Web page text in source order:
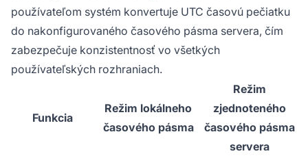
používateľom systém konvertuje UTC časovú pečiatku
do nakonfigurovaného časového pásma servera, čím
zabezpečuje konzistentnosť vo všetkých
používateľských rozhraniach.
Funkcia
Režim lokálneho
časového pásma
Režim
zjednoteného
časového pásma
servera